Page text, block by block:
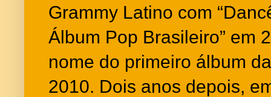
Grammy Latino com
Álbum Pop Brasileiro” em
nome do primeiro álbum
2010. Dois anos depois,